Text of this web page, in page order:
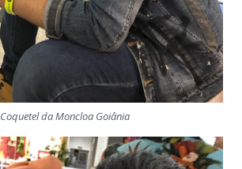
Coquetel da Moncloa Goiânia